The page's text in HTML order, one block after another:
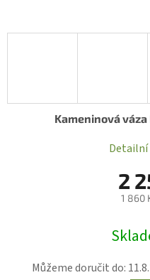
2
1 860
Můžeme doručit do:
Kameninová váza